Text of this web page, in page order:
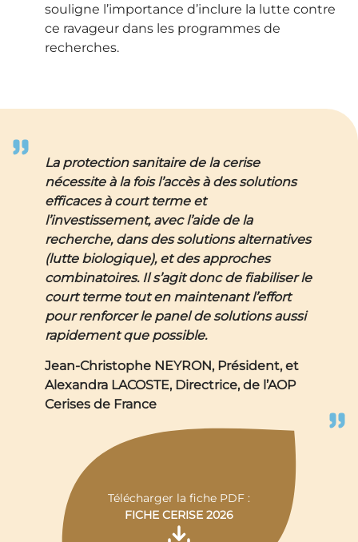
souligne l’importance d’inclure la lutte contre
ce ravageur dans les programmes de
recherches.
La protection sanitaire de la cerise
nécessite à la fois l’accès à des solutions
efficaces à court terme et
l’investissement, avec l’aide de la
recherche, dans des solutions alternatives
(lutte biologique), et des approches
combinatoires. Il s’agit donc de fiabiliser le
court terme tout en maintenant l’effort
pour renforcer le panel de solutions aussi
rapidement que possible.
Jean-Christophe NEYRON, Président, et
Alexandra LACOSTE, Directrice, de l’AOP
Cerises de France
Télécharger la fiche PDF :
FICHE CERISE 2026